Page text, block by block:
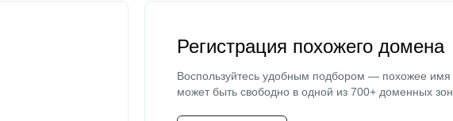
Регистрация похожего домена
Воспользуйтесь удобным подбором — похожее имя
может быть свободно в одной из 700+ доменных зон.